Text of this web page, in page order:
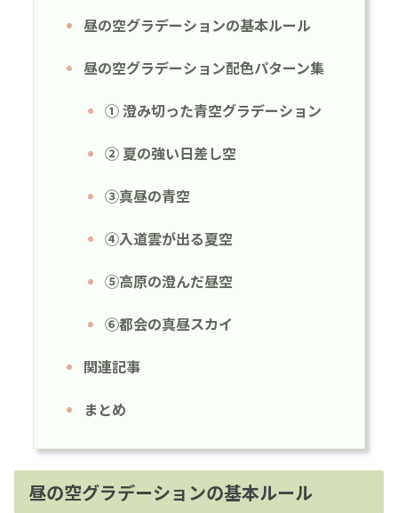
昼の空グラデーションの基本ルール
昼の空グラデーション配色パターン集
① 澄み切った青空グラデーション
② 夏の強い日差し空
③真昼の青空
④入道雲が出る夏空
⑤高原の澄んだ昼空
⑥都会の真昼スカイ
関連記事
まとめ
昼の空グラデーションの基本ルール